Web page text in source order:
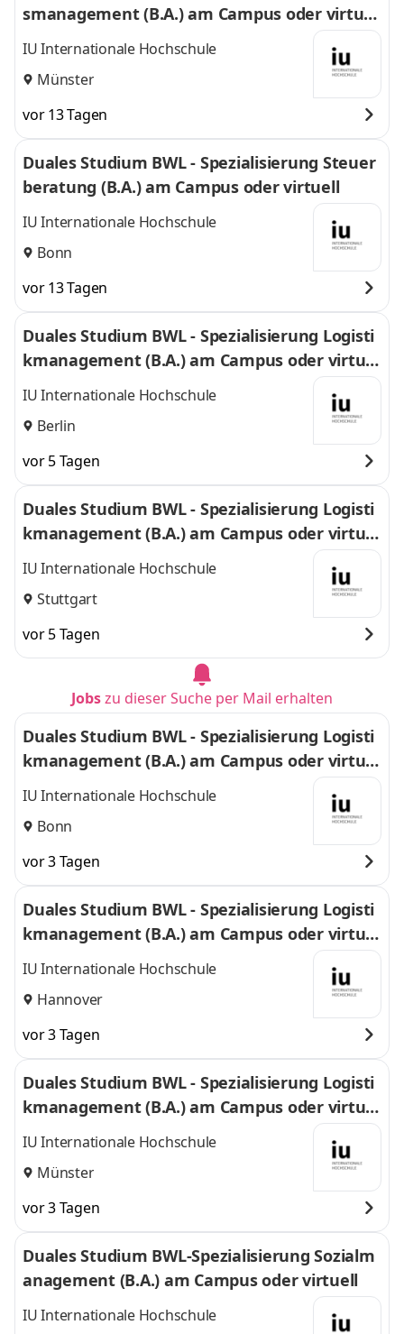
smanagement (B.A.) am Campus oder virtuel
l
IU Internationale Hochschule
Münster
vor 13 Tagen
Duales Studium BWL - Spezialisierung Steuer
beratung (B.A.) am Campus oder virtuell
IU Internationale Hochschule
Bonn
vor 13 Tagen
Duales Studium BWL - Spezialisierung Logisti
kmanagement (B.A.) am Campus oder virtuel
l
IU Internationale Hochschule
Berlin
vor 5 Tagen
Duales Studium BWL - Spezialisierung Logisti
kmanagement (B.A.) am Campus oder virtuel
l
IU Internationale Hochschule
Stuttgart
vor 5 Tagen
Jobszu dieser Suche per Mail erhalten
Duales Studium BWL - Spezialisierung Logisti
kmanagement (B.A.) am Campus oder virtuel
l
IU Internationale Hochschule
Bonn
vor 3 Tagen
Duales Studium BWL - Spezialisierung Logisti
kmanagement (B.A.) am Campus oder virtuel
l
IU Internationale Hochschule
Hannover
vor 3 Tagen
Duales Studium BWL - Spezialisierung Logisti
kmanagement (B.A.) am Campus oder virtuel
l
IU Internationale Hochschule
Münster
vor 3 Tagen
Duales Studium BWL-Spezialisierung Sozialm
anagement (B.A.) am Campus oder virtuell
IU Internationale Hochschule